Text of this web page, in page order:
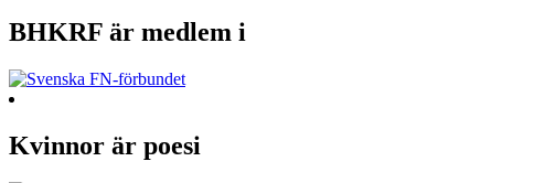
BHKRF är medlem i
Kvinnor är poesi